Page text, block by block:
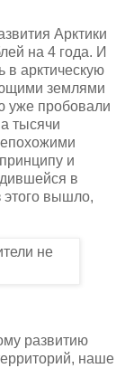
Арктики
на 4 года. И
в арктическую
землями
уже пробовали
тысячи
и
в
этого вышло,
развитию
наше